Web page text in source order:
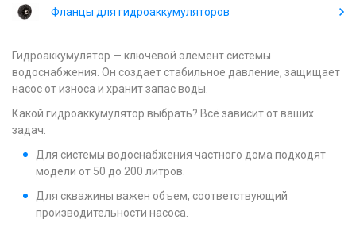
Фланцы для гидроаккумуляторов
Гидроаккумулятор — ключевой элемент системы
водоснабжения. Он создает стабильное давление, защищает
насос от износа и хранит запас воды.
Какой гидроаккумулятор выбрать? Всё зависит от ваших
задач:
Для системы водоснабжения частного дома подходят
модели от 50 до 200 литров.
Для скважины важен объем, соответствующий
производительности насоса.